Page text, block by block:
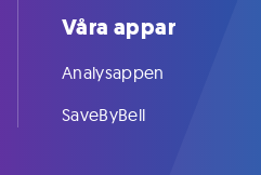
Våra appar
Analysappen
SaveByBell